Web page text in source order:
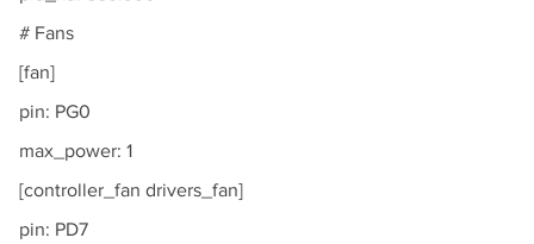
# Fans
[fan]
pin: PG0
max_power: 1
[controller_fan drivers_fan]
pin: PD7